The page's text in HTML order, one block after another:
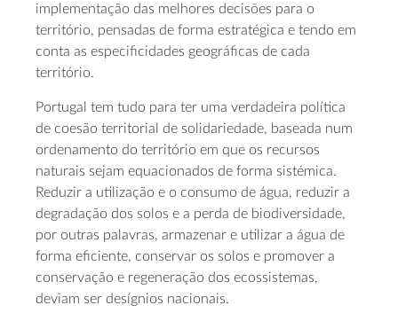
implementação das melhores decisões para o
território, pensadas de forma estratégica e tendo em
conta as especificidades geográficas de cada
território.
Portugal tem tudo para ter uma verdadeira política
de coesão territorial de solidariedade, baseada num
ordenamento do território em que os recursos
naturais sejam equacionados de forma sistémica.
Reduzir a utilização e o consumo de água, reduzir a
degradação dos solos e a perda de biodiversidade,
por outras palavras, armazenar e utilizar a água de
forma eficiente, conservar os solos e promover a
conservação e regeneração dos ecossistemas,
deviam ser desígnios nacionais.